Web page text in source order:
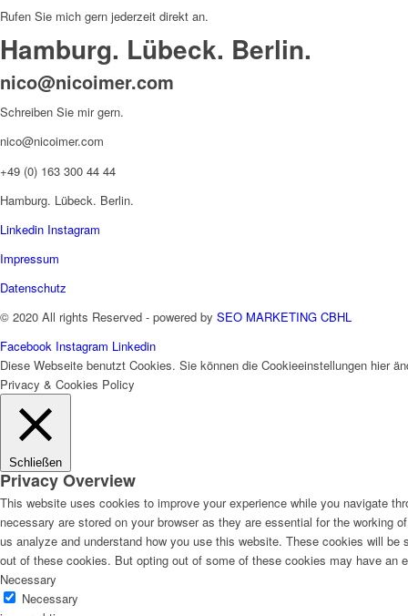
Rufen Sie mich gern jederzeit direkt an.
Hamburg. Lübeck. Berlin.
nico@nicoimer.com
Schreiben Sie mir gern.
nico@nicoimer.com
+49 (0) 163 300 44 44
Hamburg. Lübeck. Berlin.
Linkedin Instagram
Impressum
Datenschutz
© 2020 All rights Reserved - powered by SEO MARKETING CBHL
Facebook Instagram Linkedin
Diese Webseite benutzt Cookies. Sie können die Cookieeinstellungen hier
Privacy & Cookies Policy
Schließen
Privacy Overview
This website uses cookies to improve your experience while you navigate
necessary are stored on your browser as they are essential for the
us analyze and understand how you use this website. These cookies will
out of these cookies. But opting out of some of these cookies may have an
Necessary
Necessary